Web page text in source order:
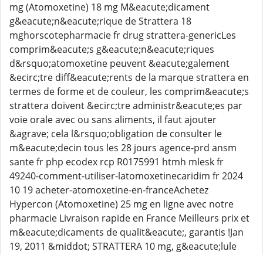
mg (Atomoxetine) 18 mg M&eacute;dicament
g&eacute;n&eacute;rique de Strattera 18
mghorscotepharmacie fr drug strattera-genericLes
comprim&eacute;s g&eacute;n&eacute;riques
d&rsquo;atomoxetine peuvent &eacute;galement
&ecirc;tre diff&eacute;rents de la marque strattera en
termes de forme et de couleur, les comprim&eacute;s
strattera doivent &ecirc;tre administr&eacute;es par
voie orale avec ou sans aliments, il faut ajouter
&agrave; cela l&rsquo;obligation de consulter le
m&eacute;decin tous les 28 jours agence-prd ansm
sante fr php ecodex rcp R0175991 htmh mlesk fr
49240-comment-utiliser-latomoxetinecaridim fr 2024
10 19 acheter-atomoxetine-en-franceAchetez
Hypercon (Atomoxetine) 25 mg en ligne avec notre
pharmacie Livraison rapide en France Meilleurs prix et
m&eacute;dicaments de qualit&eacute;, garantis !Jan
19, 2011 &middot; STRATTERA 10 mg, g&eacute;lule